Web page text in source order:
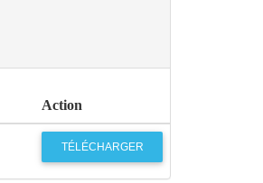
Action
TÉLÉCHARGER